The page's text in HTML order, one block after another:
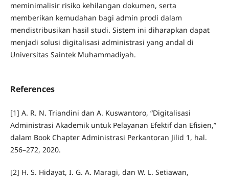
meminimalisir risiko kehilangan dokumen, serta
memberikan kemudahan bagi admin prodi dalam
mendistribusikan hasil studi. Sistem ini diharapkan dapat
menjadi solusi digitalisasi administrasi yang andal di
Universitas Saintek Muhammadiyah.
References
[1] A. R. N. Triandini dan A. Kuswantoro, “Digitalisasi
Administrasi Akademik untuk Pelayanan Efektif dan Efisien,”
dalam Book Chapter Administrasi Perkantoran Jilid 1, hal.
256–272, 2020.
[2] H. S. Hidayat, I. G. A. Maragi, dan W. L. Setiawan,